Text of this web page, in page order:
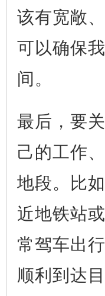
该有宽敞
可以确保
间。
最后，要
己的工作
地段。比
近地铁站
常驾车出
顺利到达目